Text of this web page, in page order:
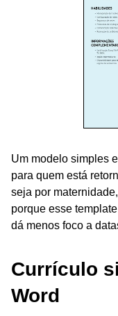
Um modelo simples
para quem está
seja por
porque esse
dá menos foco a
Currículo
Word